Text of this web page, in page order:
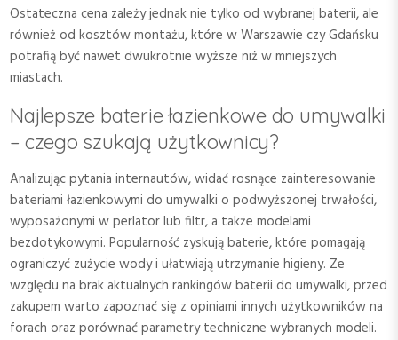
Ostateczna cena zależy jednak nie tylko od wybranej baterii, ale
również od kosztów montażu, które w Warszawie czy Gdańsku
potrafią być nawet dwukrotnie wyższe niż w mniejszych
miastach.
Najlepsze baterie łazienkowe do umywalki
– czego szukają użytkownicy?
Analizując pytania internautów, widać rosnące zainteresowanie
bateriami łazienkowymi do umywalki o podwyższonej trwałości,
wyposażonymi w perlator lub filtr, a także modelami
bezdotykowymi. Popularność zyskują baterie, które pomagają
ograniczyć zużycie wody i ułatwiają utrzymanie higieny. Ze
względu na brak aktualnych rankingów baterii do umywalki, przed
zakupem warto zapoznać się z opiniami innych użytkowników na
forach oraz porównać parametry techniczne wybranych modeli.